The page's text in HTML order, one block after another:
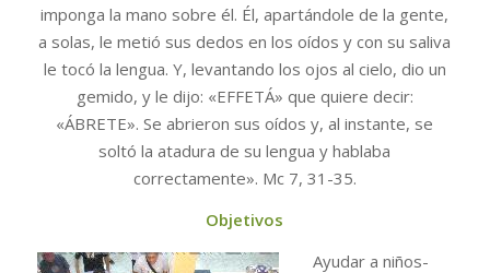
imponga la mano sobre él. Él, apartándole de la gente,
a solas, le metió sus dedos en los oídos y con su saliva
le tocó la lengua. Y, levantando los ojos al cielo, dio un
gemido, y le dijo: «EFFETÁ» que quiere decir:
«ÁBRETE». Se abrieron sus oídos y, al instante, se
soltó la atadura de su lengua y hablaba
correctamente». Mc 7, 31-35.
Objetivos
Ayudar a niños-